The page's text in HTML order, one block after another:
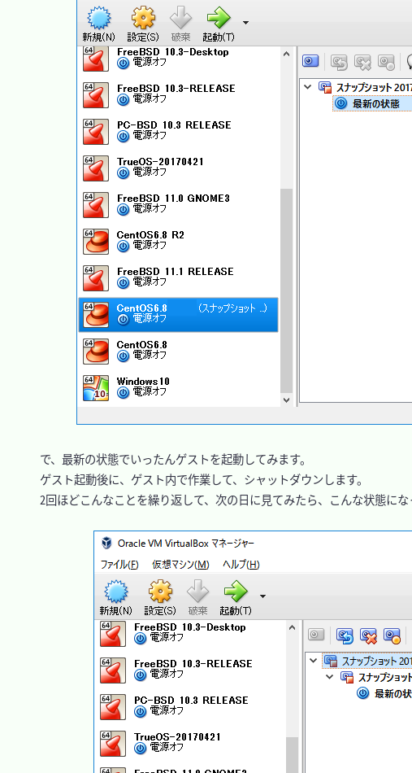
で、最新の状態でいったんゲストを起動してみます。
ゲスト起動後に、ゲスト内で作業して、シャットダウンします。
2回ほどこんなことを繰り返して、次の日に見てみたら、こんな状態にな